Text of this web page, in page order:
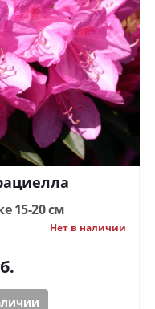
15-20 см
Нет в наличии